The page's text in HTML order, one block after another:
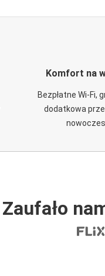
Komfort na
Bezpłatne Wi-Fi,
dodatkowa
Zaufało